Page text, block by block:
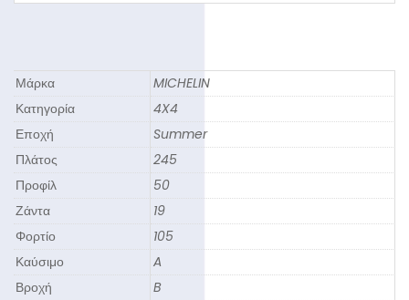
Μάρκα
MICHELIN
Κατηγορία
4X4
Εποχή
Summer
Πλάτος
245
Προφίλ
50
Ζάντα
19
Φορτίο
105
Καύσιμο
A
Βροχή
B